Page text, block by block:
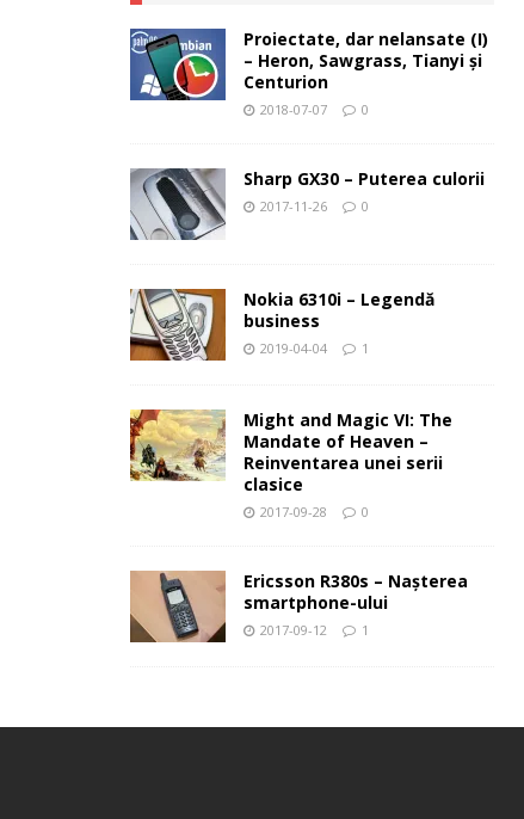
Proiectate, dar nelansate (I)
– Heron, Sawgrass, Tianyi şi
Centurion
2018-07-07 0
Sharp GX30 – Puterea culorii
2017-11-26 0
Nokia 6310i – Legendă
business
2019-04-04 1
Might and Magic VI: The
Mandate of Heaven –
Reinventarea unei serii
clasice
2017-09-28 0
Ericsson R380s – Naşterea
smartphone-ului
2017-09-12 1